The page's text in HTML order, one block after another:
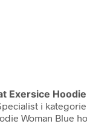
Exersice
i
Woman Blue